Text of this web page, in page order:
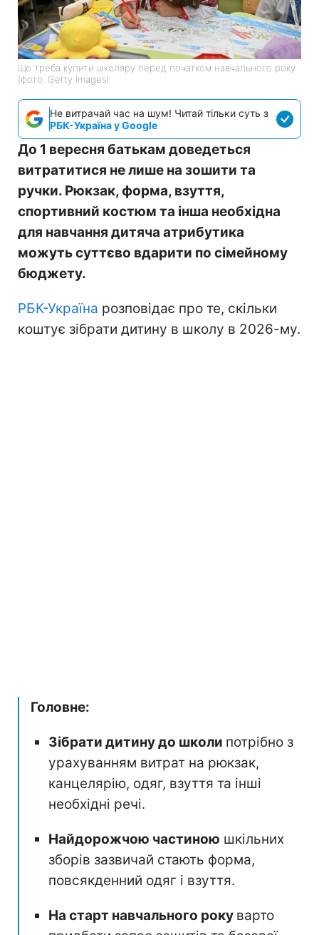
Що треба купити школяру перед початком навчального року
(фото: Getty Images)
Не витрачай час на шум! Читай тільки суть з
РБК-Україна у Google
До 1 вересня батькам доведеться
витратитися не лише на зошити та
ручки. Рюкзак, форма, взуття,
спортивний костюм та інша необхідна
для навчання дитяча атрибутика
можуть суттєво вдарити по сімейному
бюджету.
РБК-Україна розповідає про те, скільки
коштує зібрати дитину в школу в 2026-му.
Головне:
Зібрати дитину до школи потрібно з
урахуванням витрат на рюкзак,
канцелярію, одяг, взуття та інші
необхідні речі.
Найдорожчою частиною шкільних
зборів зазвичай стають форма,
повсякденний одяг і взуття.
На старт навчального року варто